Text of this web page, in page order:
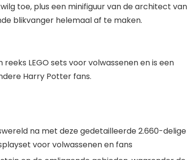
toe, plus een minifiguur van de architect van
blikvanger helemaal af te maken.
LEGO sets voor volwassenen en is een
Harry Potter fans.
na met deze gedetailleerde 2.660-delige
voor volwassenen en fans